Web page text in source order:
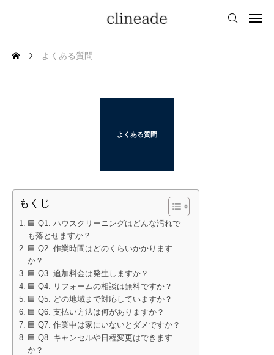
よくある質問
よくある質問
もくじ
🟦 Q1. ハウスクリーニングはどんな汚れで
も落とせますか？
🟦 Q2. 作業時間はどのくらいかかります
か？
🟦 Q3. 追加料金は発生しますか？
🟦 Q4. リフォームの相談は無料ですか？
🟦 Q5. どの地域まで対応していますか？
🟦 Q6. 支払い方法は何がありますか？
🟦 Q7. 作業中は家にいないとダメですか？
🟦 Q8. キャンセルや日程変更はできます
か？